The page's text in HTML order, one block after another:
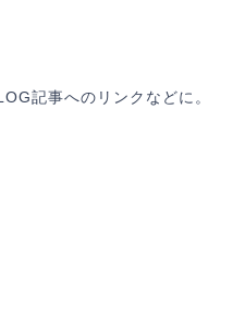
記事へのリンクなどに。
ボタンを押すと、プライバシーポリシー